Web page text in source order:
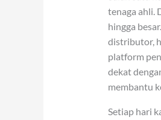
tenaga ahli.
hingga
distributor,
platform
dekat
membantu
Setiap hari